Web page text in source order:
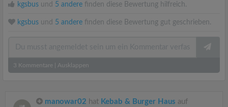
kgsbus und 5 andere finden diese Bewertung hilfreich.
kgsbus und 5 andere finden diese Bewertung gut geschrieben.
3 Kommentare Ausklappen
manowar02 hat Kebab & Burger Haus auf